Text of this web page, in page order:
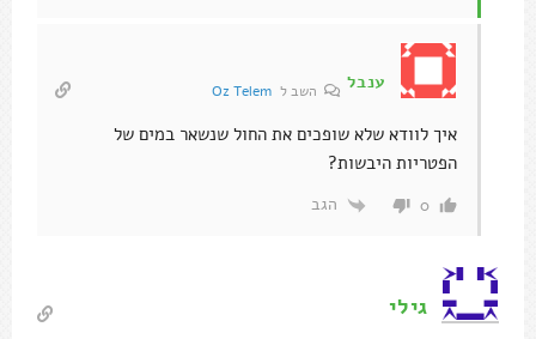
ענבל השב ל Oz Telem
איך לוודא שלא שופכים את החול שנשאר במים של
הפטריות היבשות?
0 הגב
גילי